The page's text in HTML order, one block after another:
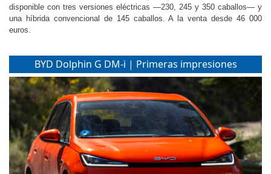
Es un SUV de 4,66 metros de longitud y cinco plazas que está
disponible con tres versiones eléctricas —230, 245 y 350 caballos— y
una híbrida convencional de 145 caballos. A la venta desde 46 000
BYD Dolphin G DM-i | Primeras impresiones